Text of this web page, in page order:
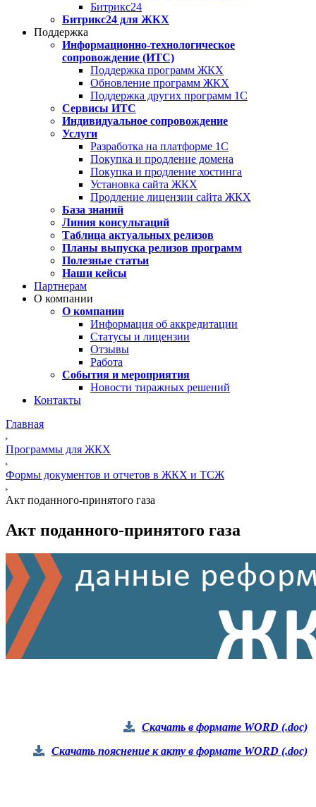
Битрикс24
Битрикс24 для ЖКХ
Поддержка
Информационно-технологическое
сопровождение (ИТС)
Поддержка программ ЖКХ
Обновление программ ЖКХ
Поддержка других программ 1С
Сервисы ИТС
Индивидуальное сопровождение
Услуги
Разработка на платформе 1С
Покупка и продление домена
Покупка и продление хостинга
Установка сайта ЖКХ
Продление лицензии сайта ЖКХ
База знаний
Линия консультаций
Таблица актуальных релизов
Планы выпуска релизов программ
Полезные статьи
Наши кейсы
Партнерам
О компании
О компании
Информация об аккредитации
Статусы и лицензии
Отзывы
Работа
События и мероприятия
Новости тиражных решений
Контакты
Главная
Программы для ЖКХ
Формы документов и отчетов в ЖКХ и ТСЖ
Акт поданного-принятого газа
Акт поданного-принятого газа
Скачать в формате WORD (.doc)
Скачать пояснение к акту в формате WORD (.doc)